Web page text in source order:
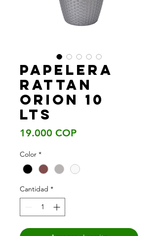
PAPELERA
RATTAN
ORION 10
LTS
19.000 COPPrecio
Color *
Cantidad *